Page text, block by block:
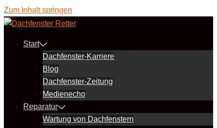
Zum Inhalt springen
Start
Dachfenster-Karriere
Blog
Dachfenster-Zeitung
Medienecho
Reparatur
Wartung von Dachfenstern